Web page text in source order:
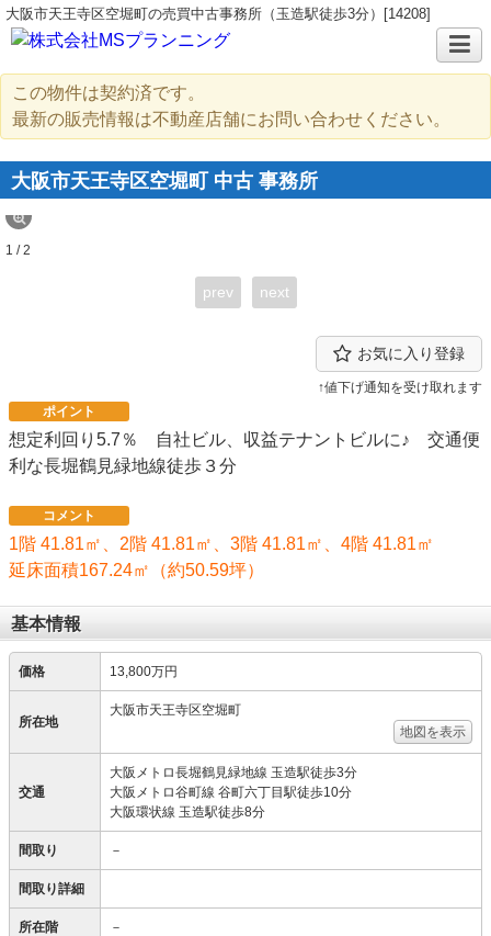
大阪市天王寺区空堀町の売買中古事務所（玉造駅徒歩3分）[14208]
この物件は契約済です。
最新の販売情報は不動産店舗にお問い合わせください。
大阪市天王寺区空堀町 中古 事務所
1 / 2
prev next
お気に入り登録
↑値下げ通知を受け取れます
ポイント
想定利回り5.7％ 自社ビル、収益テナントビルに♪ 交通便
利な長堀鶴見緑地線徒歩３分
コメント
1階 41.81㎡、2階 41.81㎡、3階 41.81㎡、4階 41.81㎡
延床面積167.24㎡（約50.59坪）
基本情報
価格 13,800万円
所在地
大阪市天王寺区空堀町
地図を表示
交通
大阪メトロ長堀鶴見緑地線 玉造駅徒歩3分
大阪メトロ谷町線 谷町六丁目駅徒歩10分
大阪環状線 玉造駅徒歩8分
間取り －
間取り詳細
所在階 －